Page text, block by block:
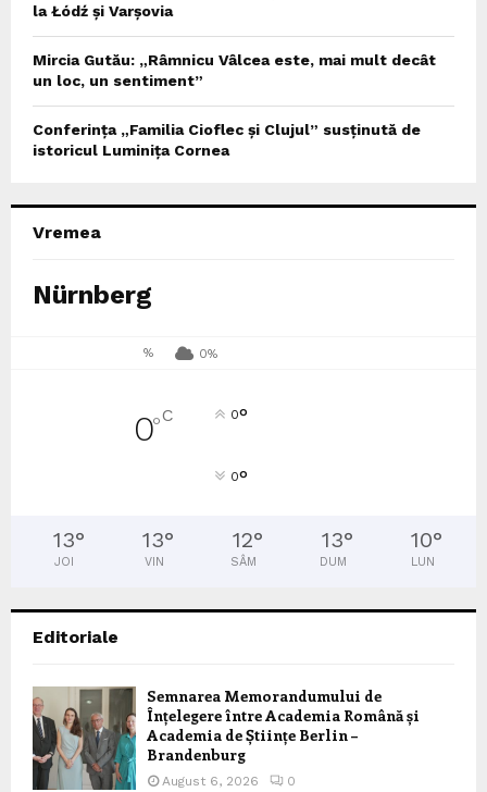
la Łódź și Varșovia
Mircia Gutău: „Râmnicu Vâlcea este, mai mult decât
un loc, un sentiment”
Conferința „Familia Cioflec și Clujul” susținută de
istoricul Luminița Cornea
Vremea
Nürnberg
% 0%
0°C 0°
0°
13°
JOI
13°
VIN
12°
SÂM
13°
DUM
10°
LUN
Editoriale
Semnarea Memorandumului de
Înțelegere între Academia Română și
Academia de Științe Berlin –
Brandenburg
August 6, 2026 0